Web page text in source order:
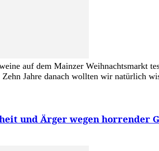
auf dem Mainzer Weihnachtsmarkt
Jahre danach wollten wir natürlich
und Ärger wegen horrender